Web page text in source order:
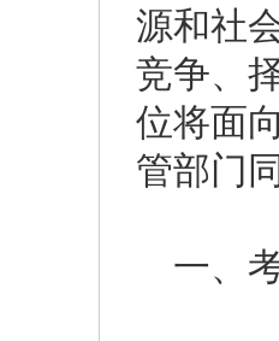
源和社
竞争、
位将面
管部门
一、